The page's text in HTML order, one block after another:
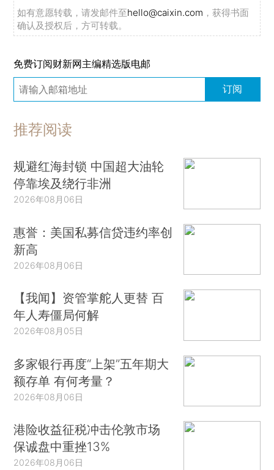
如有意愿转载，请发邮件至hello@caixin.com ，获得书面
确认及授权后，方可转载。
免费订阅财新网主编精选版电邮
订阅
推荐阅读
规避红海封锁 中国超大油轮
停靠埃及绕行非洲
2026年08月06日
惠誉：美国私募信贷违约率创
新高
2026年08月06日
【我闻】资管掌舵人更替 百
年人寿僵局何解
2026年08月05日
多家银行再度“上架”五年期大
额存单 有何考量？
2026年08月06日
港险收益征税冲击伦敦市场
保诚盘中重挫13%
2026年08月06日